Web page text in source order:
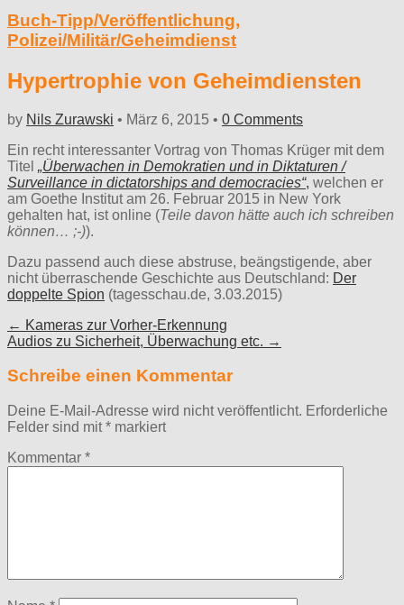
Buch-Tipp/Veröffentlichung,
Polizei/Militär/Geheimdienst
Hypertrophie von Geheimdiensten
by Nils Zurawski • März 6, 2015 • 0 Comments
Ein recht interessanter Vortrag von Thomas Krüger mit dem
Titel „Überwachen in Demokratien und in Diktaturen /
Surveillance in dictatorships and democracies“, welchen er
am Goethe Institut am 26. Februar 2015 in New York
gehalten hat, ist online (Teile davon hätte auch ich schreiben
können… ;-)).
Dazu passend auch diese abstruse, beängstigende, aber
nicht überraschende Geschichte aus Deutschland: Der
doppelte Spion (tagesschau.de, 3.03.2015)
Post
navigation
← Kameras zur Vorher-Erkennung
Audios zu Sicherheit, Überwachung etc. →
Schreibe einen Kommentar
Deine E-Mail-Adresse wird nicht veröffentlicht. Erforderliche
Felder sind mit* markiert
Kommentar *